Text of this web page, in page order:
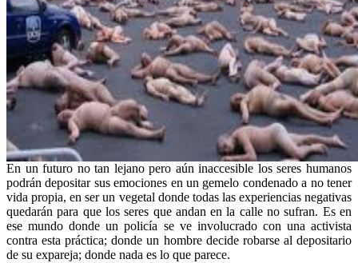
En un futuro no tan lejano pero aún inaccesible los seres humanos
podrán depositar sus emociones en un gemelo condenado a no tener
vida propia, en ser un vegetal donde todas las experiencias negativas
quedarán para que los seres que andan en la calle no sufran. Es en
ese mundo donde un policía se ve involucrado con una activista
contra esta práctica; donde un hombre decide robarse al depositario
de su expareja; donde nada es lo que parece.